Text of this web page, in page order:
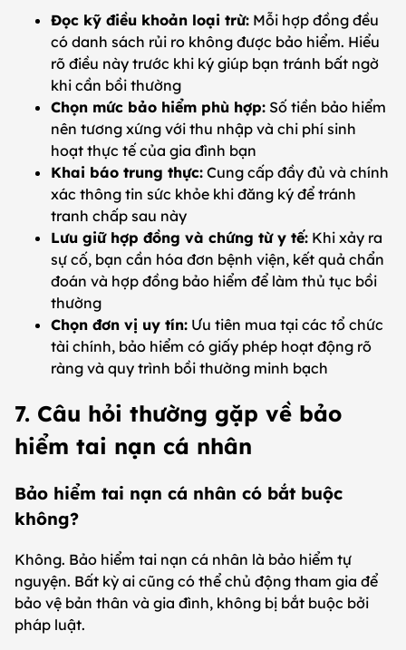
Đọc kỹ điều khoản loại trừ: Mỗi hợp đồng đều
có danh sách rủi ro không được bảo hiểm. Hiểu
rõ điều này trước khi ký giúp bạn tránh bất ngờ
khi cần bồi thường
Chọn mức bảo hiểm phù hợp: Số tiền bảo hiểm
nên tương xứng với thu nhập và chi phí sinh
hoạt thực tế của gia đình bạn
Khai báo trung thực: Cung cấp đầy đủ và chính
xác thông tin sức khỏe khi đăng ký để tránh
tranh chấp sau này
Lưu giữ hợp đồng và chứng từ y tế: Khi xảy ra
sự cố, bạn cần hóa đơn bệnh viện, kết quả chẩn
đoán và hợp đồng bảo hiểm để làm thủ tục bồi
thường
Chọn đơn vị uy tín: Ưu tiên mua tại các tổ chức
tài chính, bảo hiểm có giấy phép hoạt động rõ
ràng và quy trình bồi thường minh bạch
7. Câu hỏi thường gặp về bảo
hiểm tai nạn cá nhân
Bảo hiểm tai nạn cá nhân có bắt buộc
không?
Không. Bảo hiểm tai nạn cá nhân là bảo hiểm tự
nguyện. Bất kỳ ai cũng có thể chủ động tham gia để
bảo vệ bản thân và gia đình, không bị bắt buộc bởi
pháp luật.